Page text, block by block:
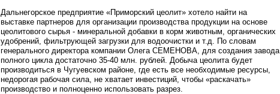
Дальнегорское предприятие «Приморский цеолит» хотело найти на
выставке партнеров для организации производства продукции на основе
цеолитового сырья - минеральной добавки в корм животным, органических
удобрений, фильтрующей загрузки для водоочистки и т.д. По словам
генерального директора компании Олега СЕМЕНОВА, для создания завода
полного цикла достаточно 35-40 млн. рублей. Добыча цеолита будет
производиться в Чугуевском районе, где есть все необходимые ресурсы,
недорогая рабочая сила, не хватает инвестиций, чтобы «раскачать»
производство и полноценно использовать разрез.